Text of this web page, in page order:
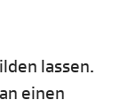
lassen.
einen